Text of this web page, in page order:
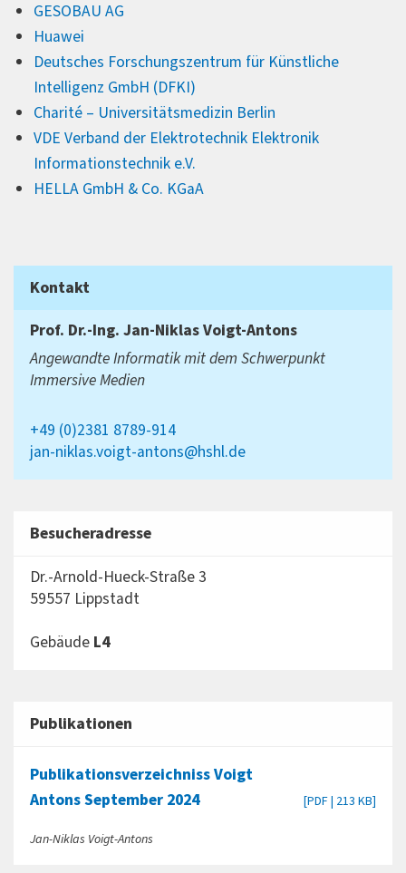
GESOBAU AG
Huawei
Deutsches Forschungszentrum für Künstliche
Intelligenz GmbH (DFKI)
Charité – Universitätsmedizin Berlin
VDE Verband der Elektrotechnik Elektronik
Informationstechnik e.V.
HELLA GmbH & Co. KGaA
Kontakt
Prof. Dr.-Ing. Jan-Niklas Voigt-Antons
Angewandte Informatik mit dem Schwerpunkt
Immersive Medien
+49 (0)2381 8789-914
jan-niklas.voigt-antons@hshl.de
Besucheradresse
Dr.-Arnold-Hueck-Straße 3
59557 Lippstadt
Gebäude L4
Publikationen
Publikationsverzeichniss Voigt
Antons September 2024
[PDF | 213 KB]
Jan-Niklas Voigt-Antons